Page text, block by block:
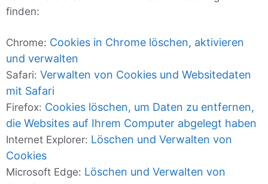
finden:
Chrome: Cookies in Chrome löschen, aktivieren
und verwalten
Safari: Verwalten von Cookies und Websitedaten
mit Safari
Firefox: Cookies löschen, um Daten zu entfernen,
die Websites auf Ihrem Computer abgelegt haben
Internet Explorer: Löschen und Verwalten von
Cookies
Microsoft Edge: Löschen und Verwalten von